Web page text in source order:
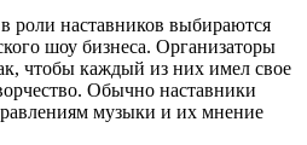
роли наставников выбираются
шоу бизнеса. Организаторы
чтобы каждый из них имел свое
Обычно наставники
музыки и их мнение